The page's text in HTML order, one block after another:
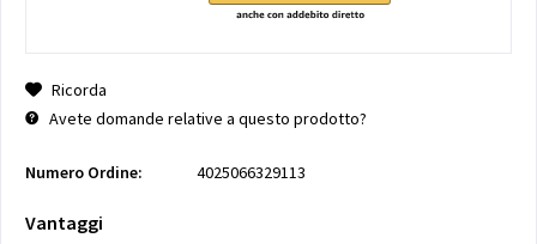
Ricorda
Avete domande relative a questo prodotto?
Numero Ordine: 4025066329113
Vantaggi